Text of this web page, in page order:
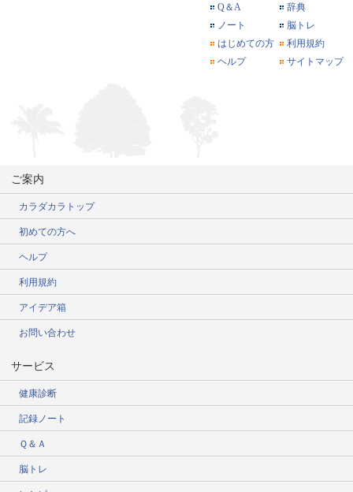
Q＆A
辞典
ノート
脳トレ
はじめての方
利用規約
ヘルプ
サイトマップ
ご案内
カラダカラトップ
初めての方へ
ヘルプ
利用規約
アイデア箱
お問い合わせ
サービス
健康診断
記録ノート
Ｑ＆Ａ
脳トレ